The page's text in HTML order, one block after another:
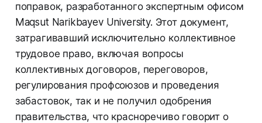
поправок, разработанного экспертным офисом
Maqsut Narikbayev University. Этот документ,
затрагивавший исключительно коллективное
трудовое право, включая вопросы
коллективных договоров, переговоров,
регулирования профсоюзов и проведения
забастовок, так и не получил одобрения
правительства, что красноречиво говорит о